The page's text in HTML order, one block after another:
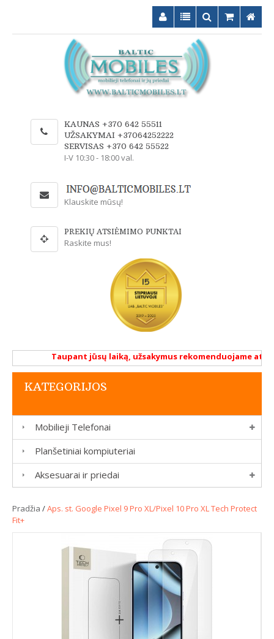
KAUNAS +370 642 55511
UŽSAKYMAI +37064252222
SERVISAS +370 642 55522
I-V 10:30 - 18:00 val.
Klauskite mūsų!
PREKIŲ ATSIĖMIMO PUNKTAI
Raskite mus!
Taupant jūsų laiką, užsakymus rekomenduojame
KATEGORIJOS
Mobilieji Telefonai
Planšetiniai kompiuteriai
Aksesuarai ir priedai
Pradžia /Aps. st. Google Pixel 9 Pro XL/Pixel 10 Pro XL Tech Protect
Fit+